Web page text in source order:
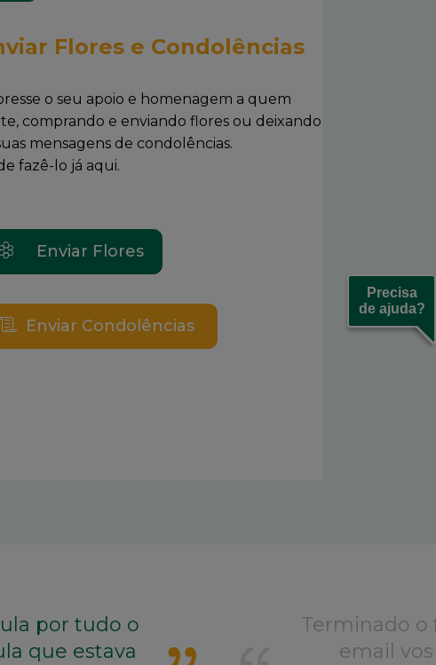
Flores e Condolências
o seu apoio e homenagem a quem
comprando e enviando flores ou deixando
suas mensagens de condolências.
fazê-lo já aqui.
Enviar Flores
Enviar Condolências
por tudo o
que estava
Terminado o
email
Precisa
de ajuda?